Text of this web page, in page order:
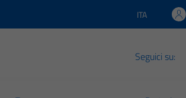
Lingua attiva:
ITA
Seguici su: